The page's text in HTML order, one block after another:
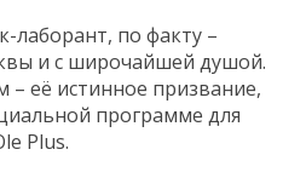
по факту –
и с широчайшей душой.
её истинное призвание,
программе для
Plus.